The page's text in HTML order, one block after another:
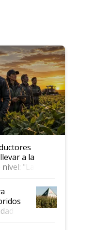
a la
"Las
son
en